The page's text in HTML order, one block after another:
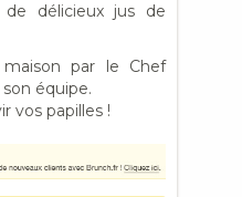
de délicieux jus de
par le Chef
équipe.
vos papilles !